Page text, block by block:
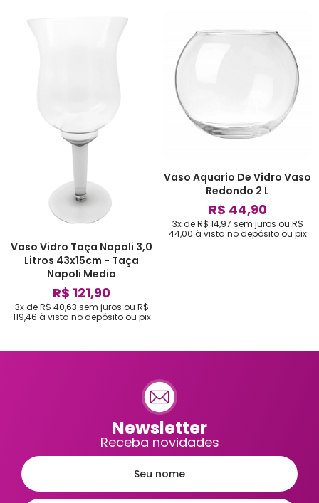
Vaso Vidro Taça Napoli 3,0
Litros 43x15cm - Taça
Napoli Media
R$ 121,90
3x de R$ 40,63 sem juros ou R$
119,46 à vista no depósito ou pix
Vaso Aquario De Vidro Vaso
Redondo 2 L
R$ 44,90
3x de R$ 14,97 sem juros ou R$
44,00 à vista no depósito ou pix
Newsletter
Receba novidades